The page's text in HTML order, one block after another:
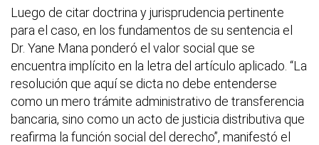
Luego de citar doctrina y jurisprudencia pertinente
para el caso, en los fundamentos de su sentencia el
Dr. Yane Mana ponderó el valor social que se
encuentra implícito en la letra del artículo aplicado. “La
resolución que aquí se dicta no debe entenderse
como un mero trámite administrativo de transferencia
bancaria, sino como un acto de justicia distributiva que
reafirma la función social del derecho”, manifestó el